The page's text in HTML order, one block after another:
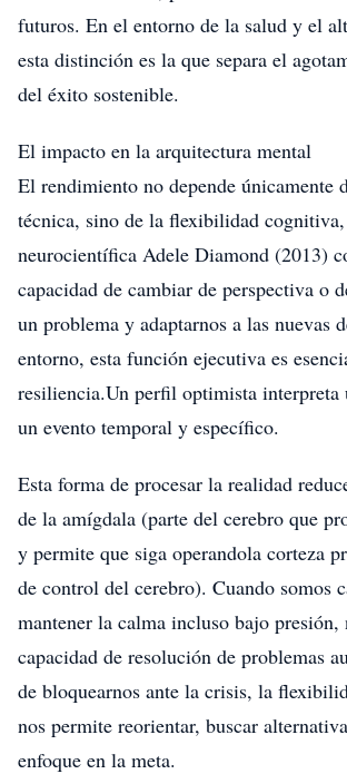
futuros. En el entorno de la salud y el
esta distinción es la que separa el
del éxito sostenible.
El impacto en la arquitectura mental
El rendimiento no depende únicamente
técnica, sino de la flexibilidad
neurocientífica Adele Diamond (2013)
capacidad de cambiar de perspectiva o
un problema y adaptarnos a las nuevas
entorno, esta función ejecutiva es
resiliencia.Un perfil optimista interpreta
un evento temporal y específico.
Esta forma de procesar la realidad
de la amígdala (parte del cerebro que
y permite que siga operandola corteza
de control del cerebro). Cuando somos
mantener la calma incluso bajo presión,
capacidad de resolución de problemas
de bloquearnos ante la crisis, la
nos permite reorientar, buscar
enfoque en la meta.